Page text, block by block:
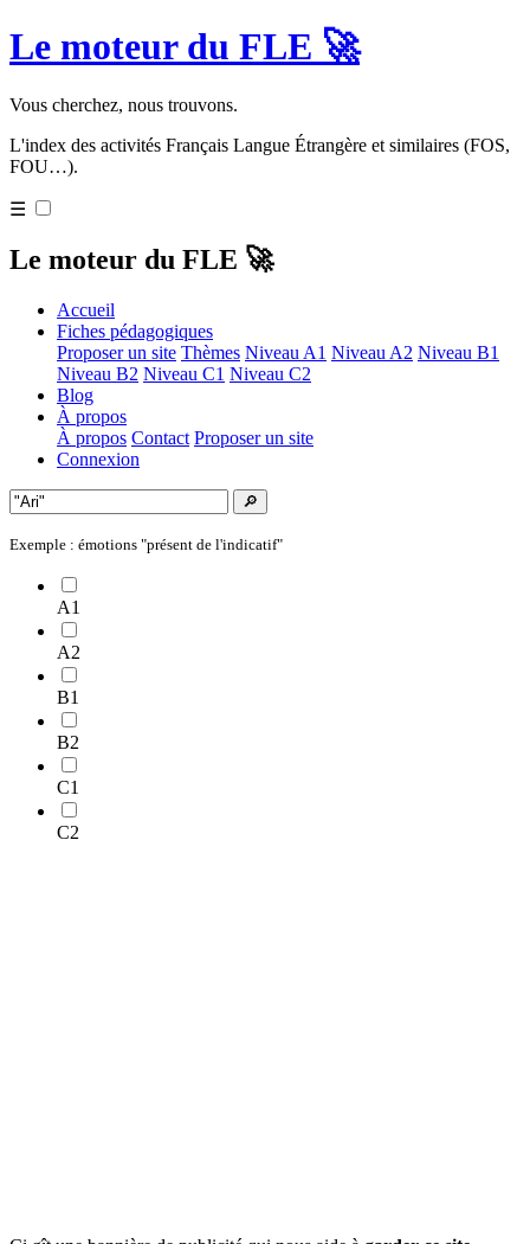
Le moteur du FLE 🚀
Vous cherchez, nous trouvons.
L'index des activités Français Langue Étrangère et similaires (FOS,
FOU…).
☰
Le moteur du FLE 🚀
Accueil
Fiches pédagogiques
Proposer un site Thèmes Niveau A1 Niveau A2 Niveau B1
Niveau B2 Niveau C1 Niveau C2
Blog
À propos
À propos Contact Proposer un site
Connexion
🔎
Exemple : émotions "présent de l'indicatif"
A1
A2
B1
B2
C1
C2